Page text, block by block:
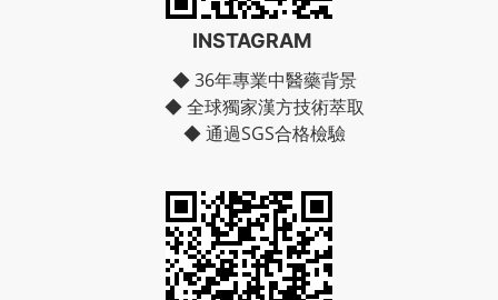
INSTAGRAM
◆ 36年專業中醫藥背景
◆ 全球獨家漢方技術萃取
◆ 通過SGS合格檢驗